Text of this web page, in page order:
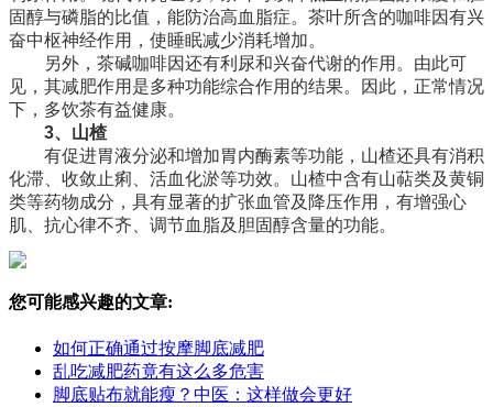
固醇与磷脂的比值，能防治高血脂症。茶叶所含的咖啡因有兴
奋中枢神经作用，使睡眠减少消耗增加。
另外，茶碱咖啡因还有利尿和兴奋代谢的作用。由此可
见，其减肥作用是多种功能综合作用的结果。因此，正常情况
下，多饮茶有益健康。
3、山楂
有促进胃液分泌和增加胃内酶素等功能，山楂还具有消积
化滞、收敛止痢、活血化淤等功效。山楂中含有山萜类及黄铜
类等药物成分，具有显著的扩张血管及降压作用，有增强心
肌、抗心律不齐、调节血脂及胆固醇含量的功能。
您可能感兴趣的文章:
如何正确通过按摩脚底减肥
乱吃减肥药竟有这么多危害
脚底贴布就能瘦？中医：这样做会更好